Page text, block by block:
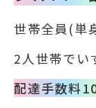
世帯全員(単
2人世帯でい
配達手数料